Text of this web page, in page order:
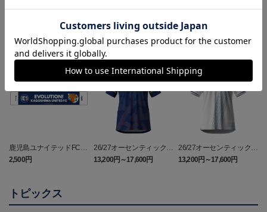
NEW
鹿児島ユナイテッドFC
バクーダ タオルマフラ
ー
2,500円
26/27オーセンティックユ
ニフォーム（FP1st）
13,200円～17,600円
26/27オーセンティックユ
ニフォーム（FP2nd）
13,200円～17,600円
トピックス